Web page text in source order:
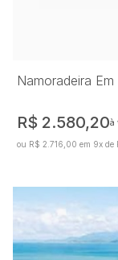
Namoradeira
R$ 2.580,20à
ou R$ 2.716,00 em 9x de